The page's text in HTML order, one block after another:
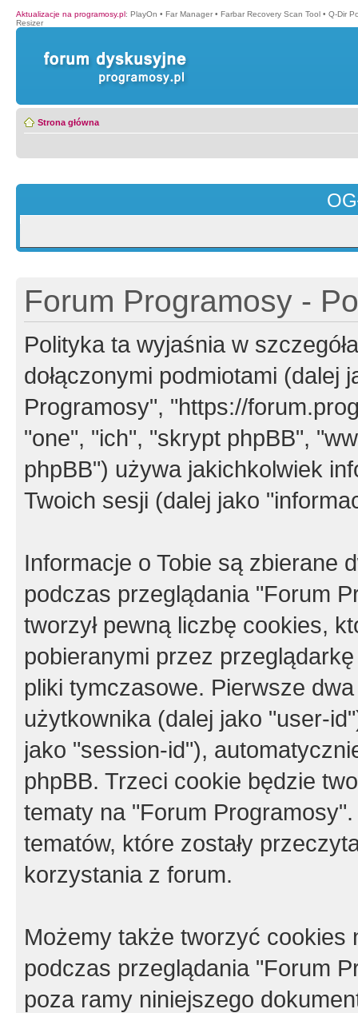
Aktualizacje na programosy.pl: PlayOn • Far Manager • Farbar Recovery Scan Tool • Q-Dir
Resizer
Strona główna
Forum Programosy -
Polityka ta wyjaśnia w
dołączonymi podmiotami (dalej
Programosy", "https://
"one", "ich", "skrypt phpBB",
phpBB") używa jakichkolwiek
Twoich sesji (dalej jako
Informacje o Tobie są zbierane
podczas przeglądania "Forum
tworzył pewną liczbę cookies,
pobieranymi przez
pliki tymczasowe. Pierwsze
użytkownika (dalej jako "user-
jako "session-id"),
phpBB. Trzeci cookie będzie
tematy na "Forum
tematów, które zostały
korzystania z forum.
Możemy także tworzyć cookies
podczas przeglądania "Forum
poza ramy niniejszego